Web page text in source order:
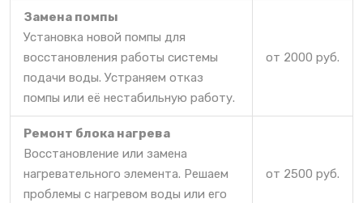
Замена помпы
Установка новой помпы для
восстановления работы системы
подачи воды. Устраняем отказ
помпы или её нестабильную работу.
от 2000 руб.
Ремонт блока нагрева
Восстановление или замена
нагревательного элемента. Решаем
проблемы с нагревом воды или его
от 2500 руб.